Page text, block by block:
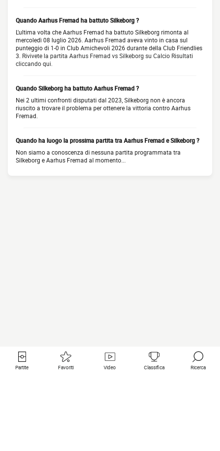
Quando Aarhus Fremad ha battuto Silkeborg ?
L'ultima volta che Aarhus Fremad ha battuto Silkeborg rimonta al
mercoledì 08 luglio 2026. Aarhus Fremad aveva vinto in casa sul
punteggio di 1-0 in Club Amichevoli 2026 durante della Club Friendlies
3. Rivivete la partita Aarhus Fremad vs Silkeborg su Calcio Risultati
cliccando qui.
Quando Silkeborg ha battuto Aarhus Fremad ?
Nei 2 ultimi confronti disputati dal 2023, Silkeborg non è ancora
riuscito a trovare il problema per ottenere la vittoria contro Aarhus
Fremad.
Quando ha luogo la prossima partita tra Aarhus Fremad e Silkeborg ?
Non siamo a conoscenza di nessuna partita programmata tra
Silkeborg e Aarhus Fremad al momento...
Partite Favoriti Video Classifica Ricerca